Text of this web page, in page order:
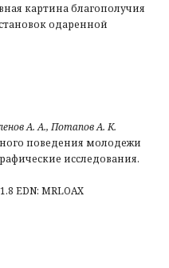
картина благополучия
одаренной
А. А., Потапов А. К.
поведения молодежи
исследования.
EDN: MRLOAX